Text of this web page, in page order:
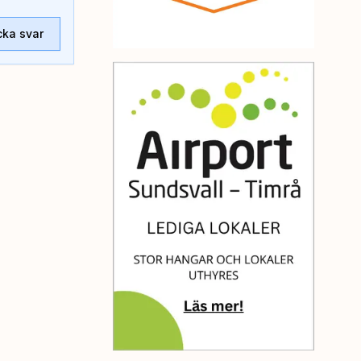
svar